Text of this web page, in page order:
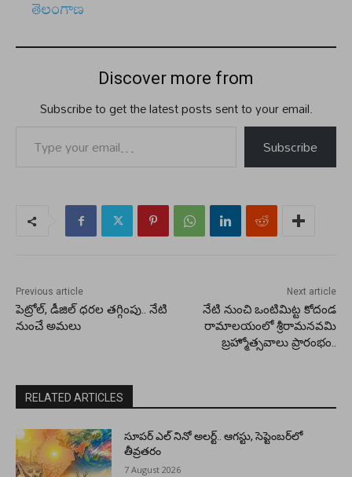
In relation to
తెలంగాణ
Discover more from
Subscribe to get the latest posts sent to your email.
Subscribe
Previous article
పెట్రోల్, డీజిల్ ధరల తగ్గింపు.. నేటి
నుంచే అమలు
Next article
నేటి నుంచి ఒంటిమిట్ట కోదండ
రామాలయంలో శ్రీరామనవమి
బ్రహ్మోత్సవాలు ప్రారంభం..
RELATED ARTICLES
సూపర్ ఎల్ నినో అలర్ట్.. ఆగస్టు, సెప్టెంబర్‌లో
తీవ్రతరం
7 August 2026